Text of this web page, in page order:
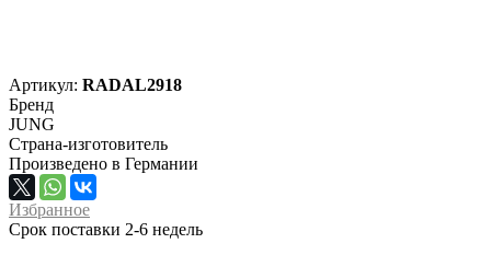
Артикул: RADAL2918
Бренд
JUNG
Страна-изготовитель
Произведено в Германии
Избранное
Срок поставки 2-6 недель